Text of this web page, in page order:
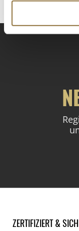
ZERTIFIZIERT &